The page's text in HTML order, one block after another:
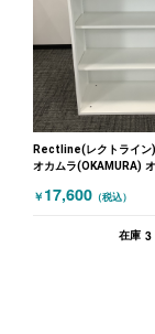
Rectline(レクトライ
オカムラ(OKAMURA)
￥ 17,600 （税込）
在庫 3